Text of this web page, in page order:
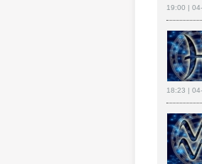
19:00 |
18:23 |